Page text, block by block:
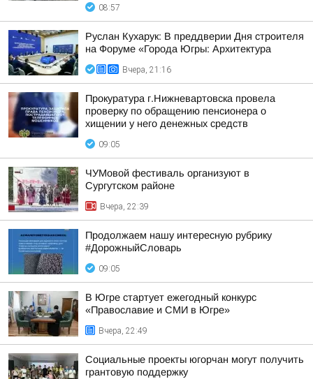
08:57
Руслан Кухарук: В преддверии Дня строителя
на Форуме «Города Югры: Архитектура
Вчера, 21:16
Прокуратура г.Нижневартовска провела
проверку по обращению пенсионера о
хищении у него денежных средств
09:05
ЧУМовой фестиваль организуют в
Сургутском районе
Вчера, 22:39
Продолжаем нашу интересную рубрику
#ДорожныйСловарь
09:05
В Югре стартует ежегодный конкурс
«Православие и СМИ в Югре»
Вчера, 22:49
Социальные проекты югорчан могут получить
грантовую поддержку